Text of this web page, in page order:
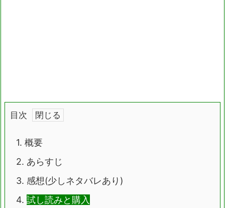
目次
1. 概要
2. あらすじ
3. 感想(少しネタバレあり)
4. 試し読みと購入